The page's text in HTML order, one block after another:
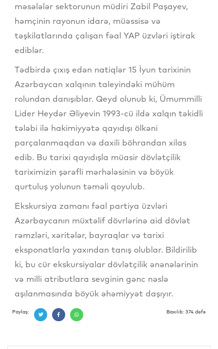
məsələlər sektorunun müdiri Zabil Paşayev,
həmçinin rayonun idarə, müəssisə və
təşkilatlarında çalışan fəal YAP üzvləri iştirak
ediblər.
Tədbirdə çıxış edən natiqlər 15 İyun tarixinin
Azərbaycan xalqının taleyindəki mühüm
rolundan danışıblar. Qeyd olunub ki, Ümummilli
Lider Heydər Əliyevin 1993-cü ildə xalqın təkidli
tələbi ilə hakimiyyətə qayıdışı ölkəni
parçalanmaqdan və daxili böhrandan xilas
edib. Bu tarixi qayıdışla müasir dövlətçilik
tariximizin şərəfli mərhələsinin və böyük
qurtuluş yolunun təməli qoyulub.
Ekskursiya zamanı fəal partiya üzvləri
Azərbaycanın müxtəlif dövrlərinə aid dövlət
rəmzləri, xəritələr, bayraqlar və tarixi
eksponatlarla yaxından tanış olublar. Bildirilib
ki, bu cür ekskursiyalar dövlətçilik ənənələrinin
və milli atributlara sevginin gənc nəslə
aşılanmasında böyük əhəmiyyət daşıyır.
Paylaş: Baxılıb: 374 dəfə